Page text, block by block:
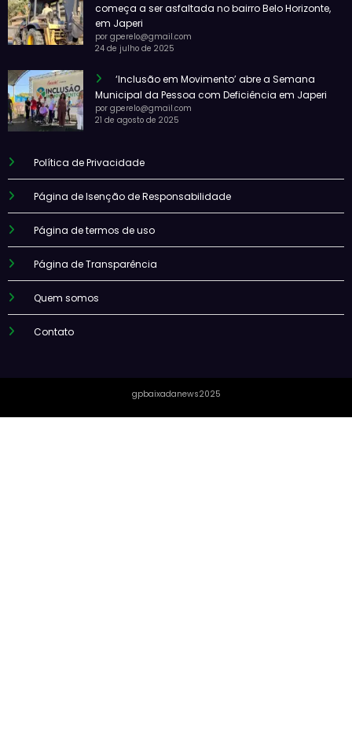
começa a ser asfaltada no bairro Belo Horizonte,
em Japeri
por gperelo@gmail.com
24 de julho de 2025
‘Inclusão em Movimento’ abre a Semana
Municipal da Pessoa com Deficiência em Japeri
por gperelo@gmail.com
21 de agosto de 2025
Política de Privacidade
Página de Isenção de Responsabilidade
Página de termos de uso
Página de Transparência
Quem somos
Contato
gpbaixadanews2025